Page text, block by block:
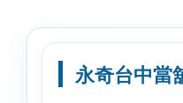
永奇台中當